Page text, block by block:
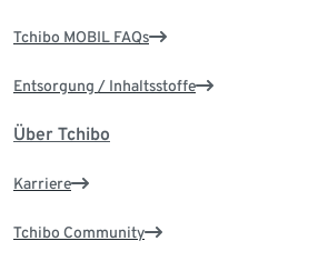
Tchibo MOBIL FAQs
Entsorgung / Inhaltsstoffe
Über Tchibo
Karriere
Tchibo Community